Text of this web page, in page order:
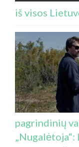
iš visos
pagrindinių